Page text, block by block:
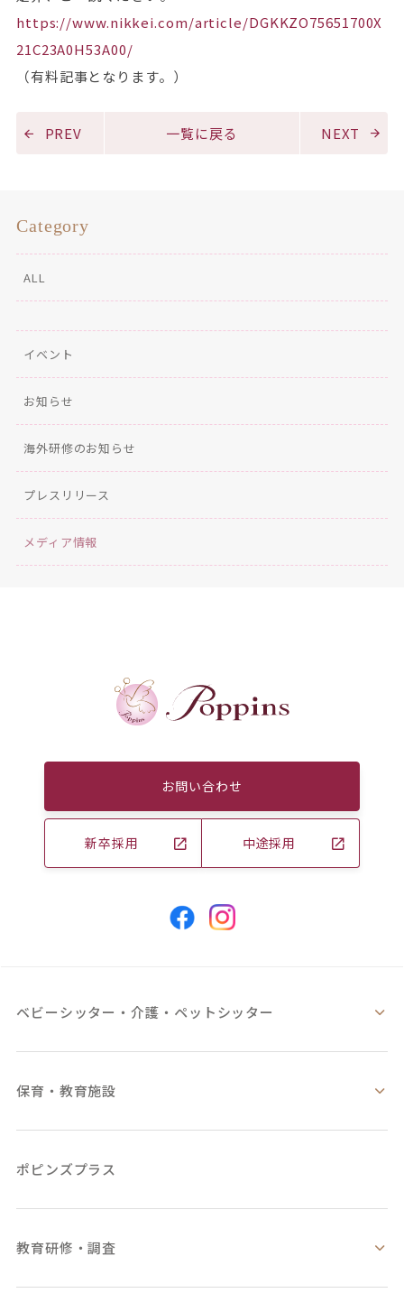
https://www.nikkei.com/article/DGKKZO75651700X
21C23A0H53A00/
（有料記事となります。）
PREV 一覧に戻る NEXT
Category
ALL
イベント
お知らせ
海外研修のお知らせ
プレスリリース
メディア情報
お問い合わせ
新卒採用 中途採用
ベビーシッター・介護・ペットシッター
保育・教育施設
ポピンズプラス
教育研修・調査